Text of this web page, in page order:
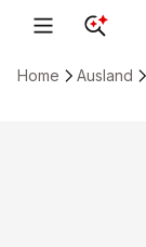
Home Ausland